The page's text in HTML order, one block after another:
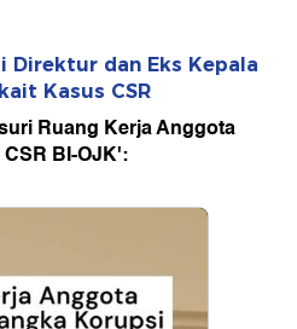
Direktur dan Eks Kepala
Kasus CSR
Ruang Kerja Anggota
BI-OJK':